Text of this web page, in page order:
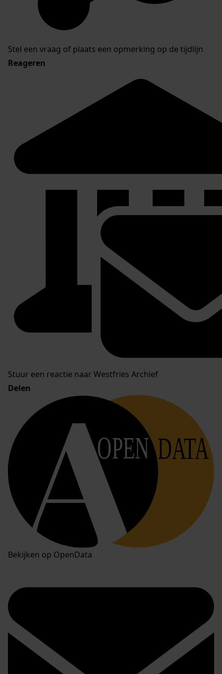
Stel een vraag of plaats een opmerking op de tijdlijn
Reageren
Stuur een reactie naar Westfries Archief
Delen
OPEN DATA
Bekijken op OpenData